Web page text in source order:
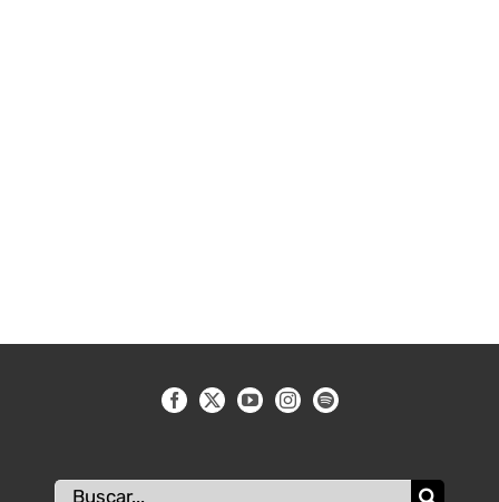
Buscar: